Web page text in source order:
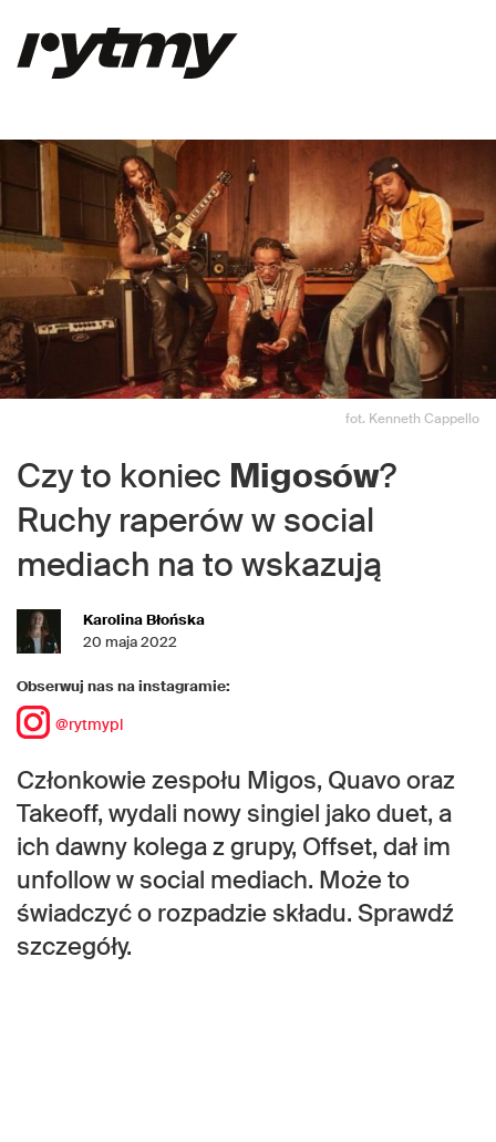
fot. Kenneth Cappello
Czy to koniec Migosów?
Ruchy raperów w social
mediach na to wskazują
Karolina Błońska
20 maja 2022
Obserwuj nas na instagramie:
@rytmypl
Członkowie zespołu Migos, Quavo oraz
Takeoff, wydali nowy singiel jako duet, a
ich dawny kolega z grupy, Offset, dał im
unfollow w social mediach. Może to
świadczyć o rozpadzie składu. Sprawdź
szczegóły.